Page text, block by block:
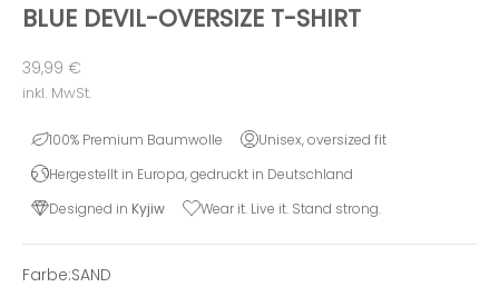
BLUE DEVIL-OVERSIZE T-SHIRT
Angebot
39,99 €
inkl. MwSt.
100% Premium Baumwolle
Unisex, oversized fit
Hergestellt in Europa, gedruckt in Deutschland
Designed in Kyjiw Wear it. Live it. Stand strong.
Farbe:SAND